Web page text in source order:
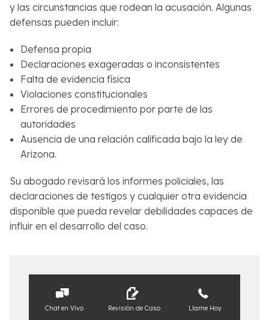
y las circunstancias que rodean la acusación. Algunas
defensas pueden incluir:
Defensa propia
Declaraciones exageradas o inconsistentes
Falta de evidencia física
Violaciones constitucionales
Errores de procedimiento por parte de las
autoridades
Ausencia de una relación calificada bajo la ley de
Arizona.
Su abogado revisará los informes policiales, las
declaraciones de testigos y cualquier otra evidencia
disponible que pueda revelar debilidades capaces de
influir en el desarrollo del caso.
Chat en Vivo Revisión de Caso Llame Hoy